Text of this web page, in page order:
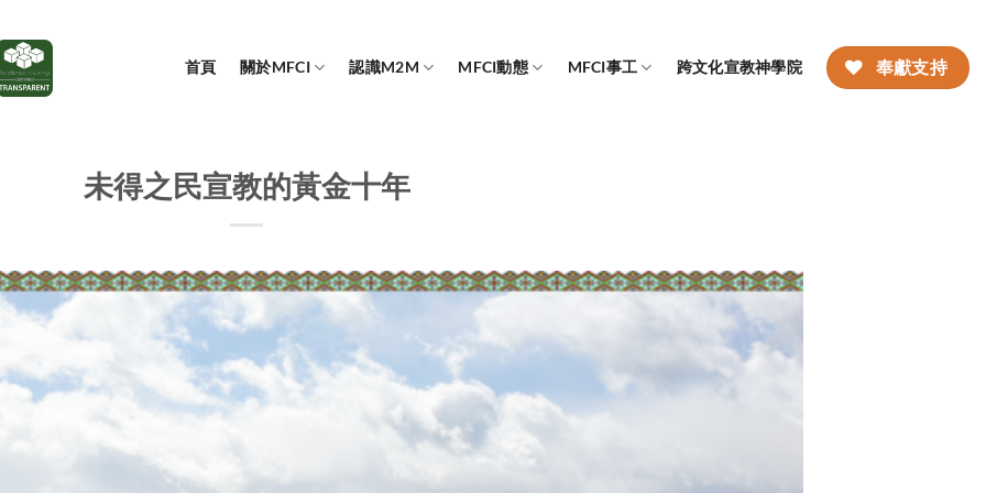
首頁 關於MFCI 認識M2M MFCI動態 MFCI事工 跨文化宣教神學院 奉獻支持
未得之民宣教的黃金十年